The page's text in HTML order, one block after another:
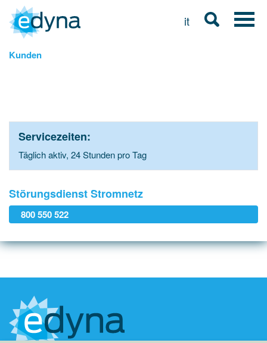
it
Kunden
Servicezeiten:
Täglich aktiv, 24 Stunden pro Tag
Störungsdienst Stromnetz
800 550 522